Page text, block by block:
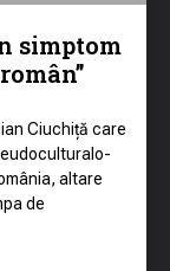
simptom
Ciuchiță care
altare
de